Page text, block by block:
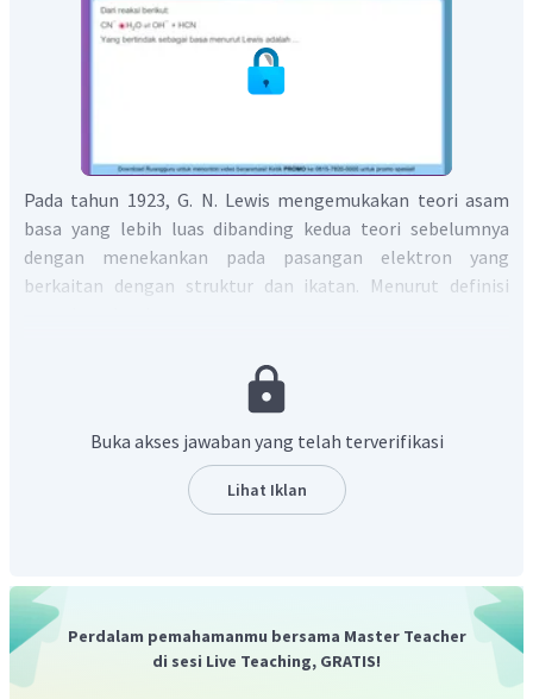
Pada tahun 1923, G. N. Lewis mengemukakan teori asam
basa yang lebih luas dibanding kedua teori sebelumnya
dengan menekankan pada pasangan elektron yang
berkaitan dengan struktur dan ikatan. Menurut definisi
asam adalah akseptor pasangan elektron.
basa adalah donor pasangan elektron.
sehingga membentuk HCN sedangkan elektron ikatan OH
pada H
2 O ditarik oleh oksigen sehingga membentuk OH-.
Jadi, dapat disimpulkan bahwa basa Lewis adalah
Buka akses jawaban yang telah terverifikasi
Lihat Iklan
Perdalam pemahamanmu bersama Master Teacher
di sesi Live Teaching, GRATIS!